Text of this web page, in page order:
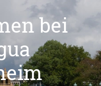
bei